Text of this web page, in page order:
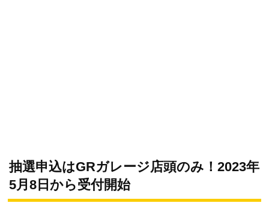
抽選申込はGRガレージ店頭のみ！2023年
5月8日から受付開始